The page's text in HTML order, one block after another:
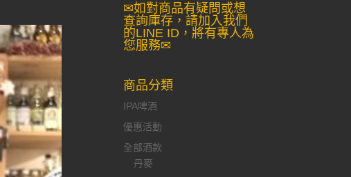
✉如對商品有疑問或想
查詢庫存，請加入我們
的LINE ID，將有專人為
您服務✉
商品分類
IPA啤酒
優惠活動
全部酒款
丹麥